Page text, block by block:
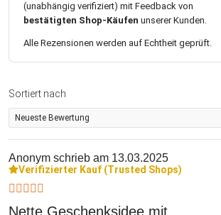
(unabhängig verifiziert) mit Feedback von
bestätigten Shop-Käufen unserer Kunden.
Alle Rezensionen werden auf Echtheit geprüft.
Sortiert nach
Anonym schrieb am 13.03.2025
Verifizierter Kauf (Trusted Shops)
Nette Geschenksidee mit…